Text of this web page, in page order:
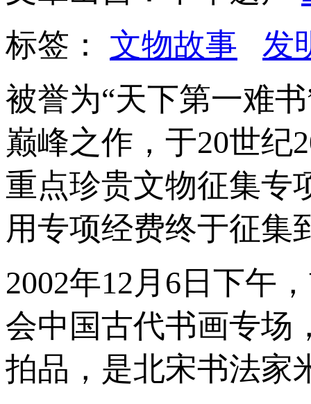
标签： 文物故事
发
被誉为“天下第一难
巅峰之作，于20世纪
重点珍贵文物征集专
用专项经费终于征集
2002年12月6日下午
会中国古代书画专场
拍品，是北宋书法家